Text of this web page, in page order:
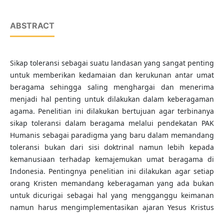
ABSTRACT
Sikap toleransi sebagai suatu landasan yang sangat penting
untuk memberikan kedamaian dan kerukunan antar umat
beragama sehingga saling menghargai dan menerima
menjadi hal penting untuk dilakukan dalam keberagaman
agama. Penelitian ini dilakukan bertujuan agar terbinanya
sikap toleransi dalam beragama melalui pendekatan PAK
Humanis sebagai paradigma yang baru dalam memandang
toleransi bukan dari sisi doktrinal namun lebih kepada
kemanusiaan terhadap kemajemukan umat beragama di
Indonesia. Pentingnya penelitian ini dilakukan agar setiap
orang Kristen memandang keberagaman yang ada bukan
untuk dicurigai sebagai hal yang mengganggu keimanan
namun harus mengimplementasikan ajaran Yesus Kristus